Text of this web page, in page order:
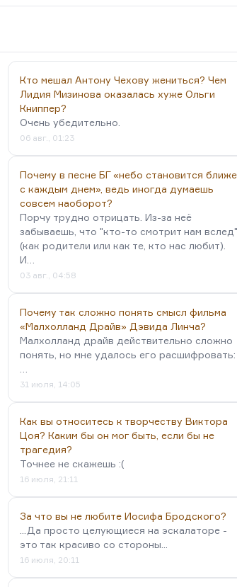
Кто мешал Антону Чехову жениться? Чем
Лидия Мизинова оказалась хуже Ольги
Книппер?
Очень убедительно.
06 авг., 01:23
Почему в песне БГ «небо становится ближе
с каждым днем», ведь иногда думаешь
совсем наоборот?
Порчу трудно отрицать. Из-за неё
забываешь, что "кто-то смотрит нам вслед"
(как родители или как те, кто нас любит).
И…
03 авг., 04:58
Почему так сложно понять смысл фильма
«Малхолланд Драйв» Дэвида Линча?
Малхолланд драйв действительно сложно
понять, но мне удалось его расшифровать:
31 июля, 14:05
Как вы относитесь к творчеству Виктора
Цоя? Каким бы он мог быть, если бы не
трагедия?
Точнее не скажешь :(
16 июля, 21:11
За что вы не любите Иосифа Бродского?
...Да просто целующиеся на эскалаторе -
это так красиво со стороны...
16 июля, 20:11